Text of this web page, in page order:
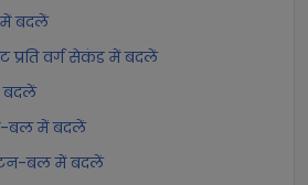
में बदलें
प्रति वर्ग सेकंड में बदलें
बदलें
बल में बदलें
टन-बल में बदलें